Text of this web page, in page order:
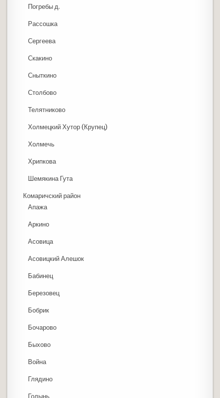
Погребы д.
Рассошка
Сергеева
Скакино
Сныткино
Столбово
Телятниково
Холмецкий Хутор (Крупец)
Холмечь
Хрипкова
Шемякина Гута
Комаричский район
Апажа
Аркино
Асовица
Асовицкий Алешок
Бабинец
Березовец
Бобрик
Бочарово
Быхово
Война
Глядино
Голынь